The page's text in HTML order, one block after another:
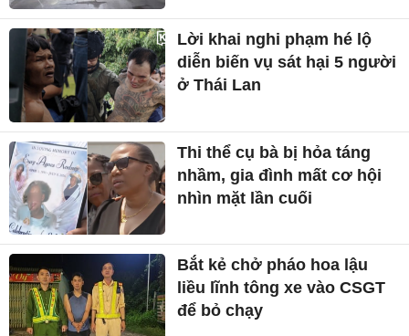
Lời khai nghi phạm hé lộ
diễn biến vụ sát hại 5 người
ở Thái Lan
Thi thể cụ bà bị hỏa táng
nhầm, gia đình mất cơ hội
nhìn mặt lần cuối
Bắt kẻ chở pháo hoa lậu
liều lĩnh tông xe vào CSGT
để bỏ chạy